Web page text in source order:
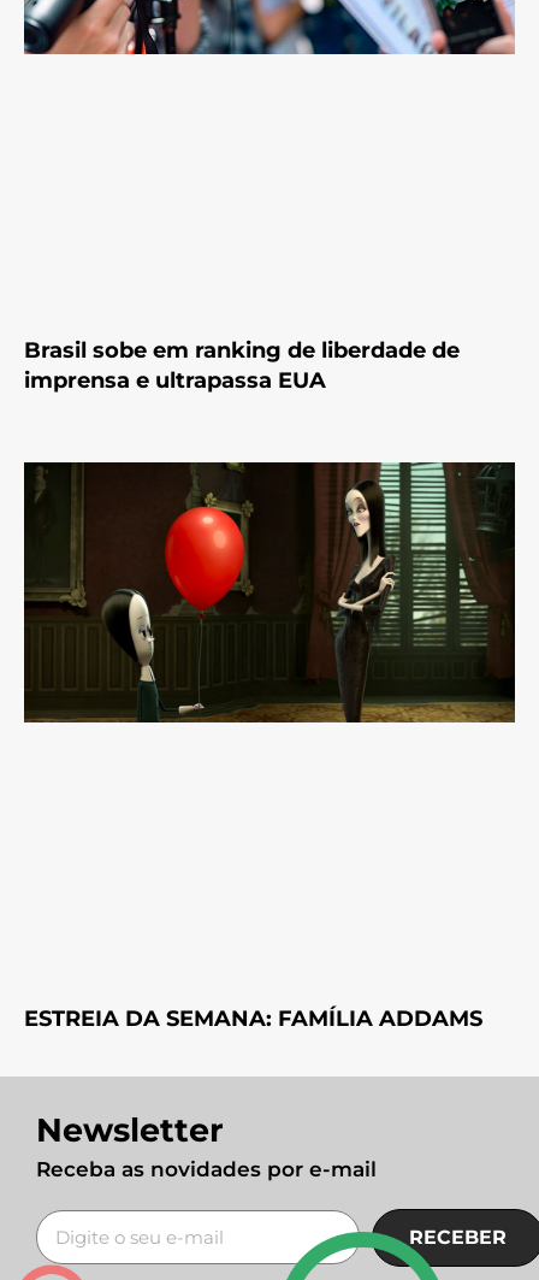
Brasil sobe em ranking de liberdade de
imprensa e ultrapassa EUA
ESTREIA DA SEMANA: FAMÍLIA ADDAMS
Newsletter
Receba as novidades por e-mail
RECEBER